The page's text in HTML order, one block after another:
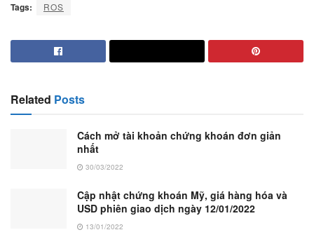
Tags: ROS
Related Posts
Cách mở tài khoản chứng khoán đơn giản
nhất
30/03/2022
Cập nhật chứng khoán Mỹ, giá hàng hóa và
USD phiên giao dịch ngày 12/01/2022
13/01/2022